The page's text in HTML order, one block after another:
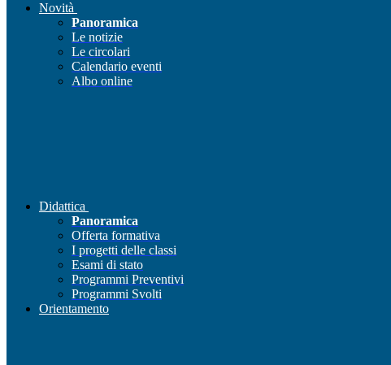
Novità
Panoramica
Le notizie
Le circolari
Calendario eventi
Albo online
Didattica
Panoramica
Offerta formativa
I progetti delle classi
Esami di stato
Programmi Preventivi
Programmi Svolti
Orientamento